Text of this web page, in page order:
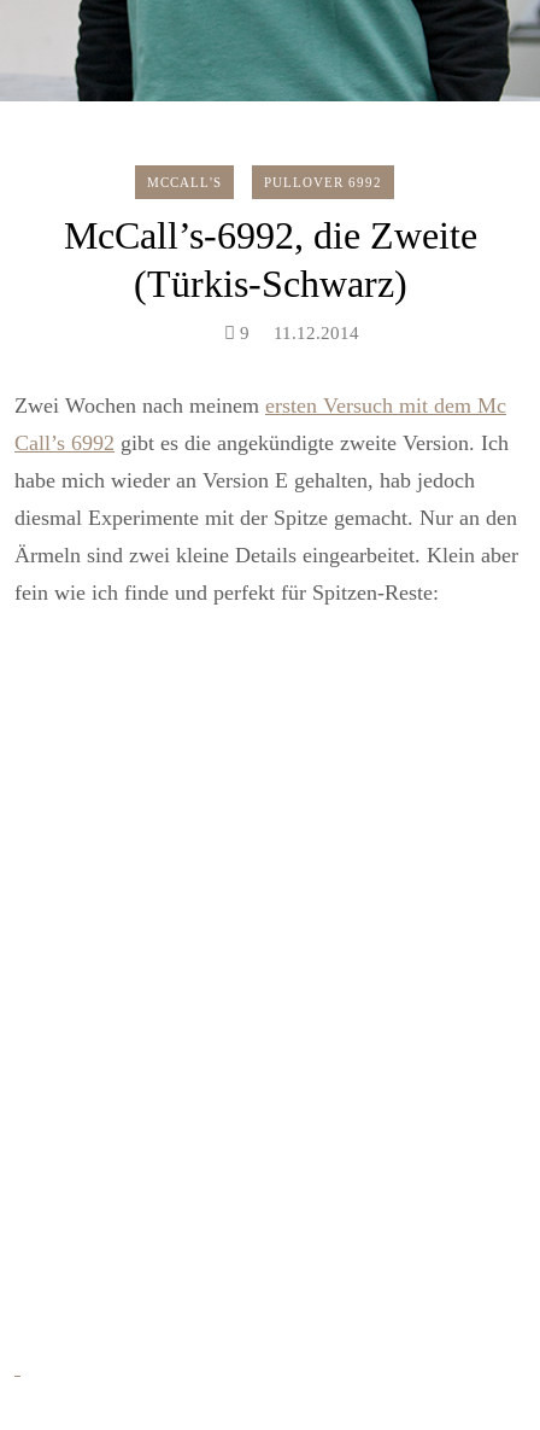
MCCALL'S PULLOVER 6992
McCall’s-6992, die Zweite
(Türkis-Schwarz)
9 11.12.2014
Zwei Wochen nach meinem ersten Versuch mit dem Mc
Call’s 6992 gibt es die angekündigte zweite Version. Ich
habe mich wieder an Version E gehalten, hab jedoch
diesmal Experimente mit der Spitze gemacht. Nur an den
Ärmeln sind zwei kleine Details eingearbeitet. Klein aber
fein wie ich finde und perfekt für Spitzen-Reste: